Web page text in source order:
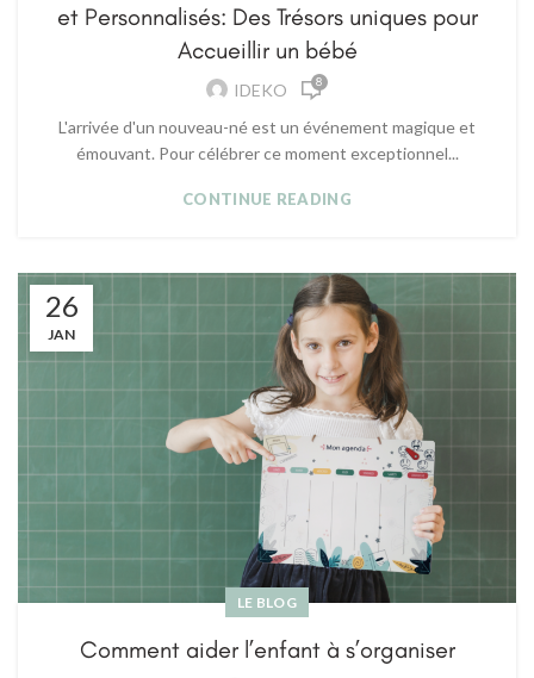
et Personnalisés: Des Trésors uniques pour
Accueillir un bébé
IDEKO 8
L'arrivée d'un nouveau-né est un événement magique et
émouvant. Pour célébrer ce moment exceptionnel...
CONTINUE READING
26
JAN
LE BLOG
Comment aider l’enfant à s’organiser